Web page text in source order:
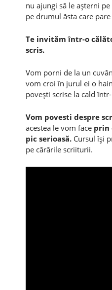
nu ajungi să le aşterni
pe drumul ăsta care
Te invităm într-o
scris.
Vom porni de la un
vom croi în jurul ei o
poveşti scrise la cald
Vom povesti despre
acestea le vom face prin
pic serioasă. Cursul îşi
pe cărările scriiturii.